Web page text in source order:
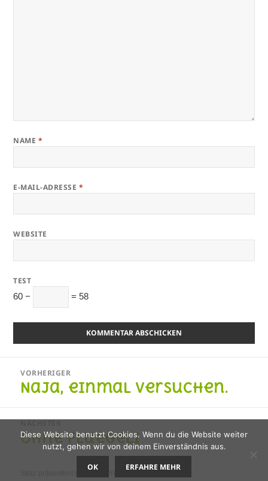
NAME *
E-MAIL-ADRESSE *
WEBSITE
TEST
60 −
= 58
Beitragsnavigation
VORHERIGER
Vorheriger
Naja, einmal versuchen.
Nächster
Beitrag:
Ohne Fluegeli
Diese Website benutzt Cookies. Wenn du die Website weiter
nutzt, gehen wir von deinem Einverständnis aus.
OK ERFAHRE MEHR